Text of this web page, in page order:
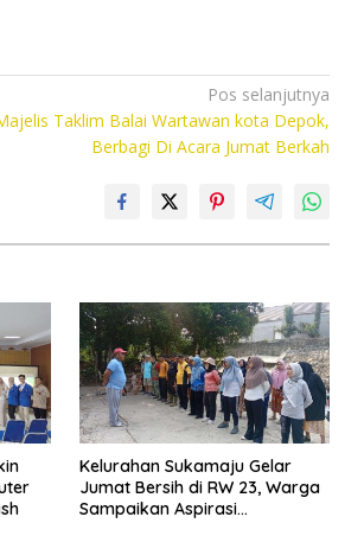
Pos selanjutnya
Taklim Balai Wartawan kota Depok,
Berbagi Di Acara Jumat Berkah
Kelurahan Sukamaju Gelar
Jumat Bersih di RW 23, Warga
Sampaikan Aspirasi